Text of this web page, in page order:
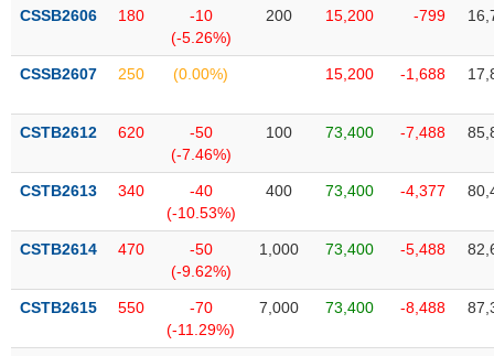
CSSB2606 180
-10
(-5.26%)
200 15,200 -799
CSSB2607 250 (0.00%) 15,200 -1,688
CSTB2612 620
-50
(-7.46%)
100 73,400 -7,488
CSTB2613 340
-40
(-10.53%)
400 73,400 -4,377
CSTB2614 470
-50
(-9.62%)
1,000 73,400 -5,488
CSTB2615 550
-70
(-11.29%)
7,000 73,400 -8,488
(-)
Tất cả Người nội bộ Người liên quan Cổ đông lớn
Tin
tức
của
giả
(-)